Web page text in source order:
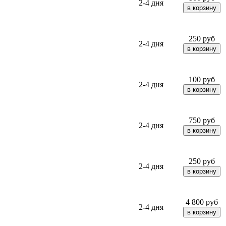
2-4 дня
2-4 дня
250 руб
2-4 дня
100 руб
2-4 дня
750 руб
2-4 дня
250 руб
2-4 дня
4 800 руб